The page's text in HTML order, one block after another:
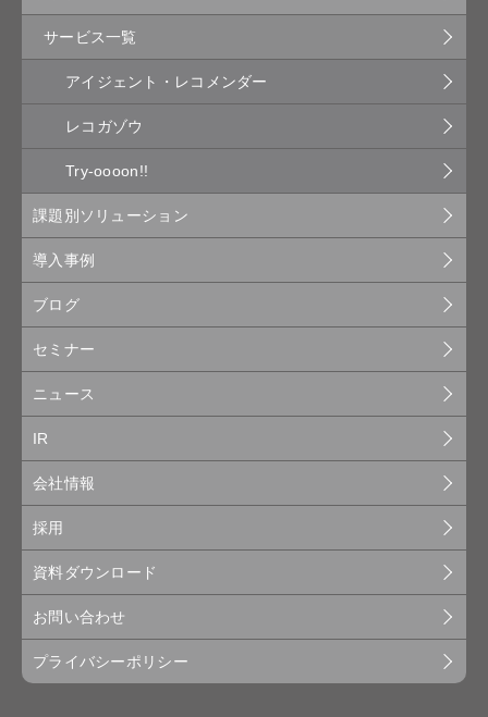
サービス一覧
アイジェント・レコメンダー
レコガゾウ
Try-oooon!!
課題別ソリューション
導入事例
ブログ
セミナー
ニュース
IR
会社情報
採用
資料ダウンロード
お問い合わせ
プライバシーポリシー